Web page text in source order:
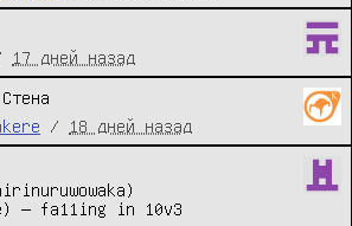
17 дней назад
/ 18 дней назад
— fa11ing in 10v3